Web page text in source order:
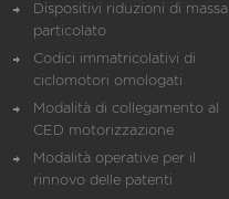
Dispositivi riduzioni di massa
particolato
Codici immatricolativi di
ciclomotori omologati
Modalità di collegamento al
CED motorizzazione
Modalità operative per il
rinnovo delle patenti